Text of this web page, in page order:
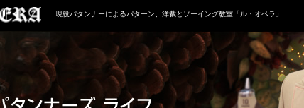
現役パタンナーによるパターン、洋裁とソーイング教室「ル・オペラ」